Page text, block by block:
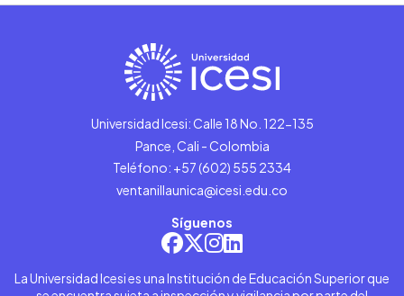
Universidad Icesi: Calle 18 No. 122-135
Pance, Cali - Colombia
Teléfono: +57 (602) 555 2334
ventanillaunica@icesi.edu.co
Síguenos
La Universidad Icesi es una Institución de Educación Superior que